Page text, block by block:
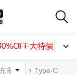
大特價🔥
Type-C